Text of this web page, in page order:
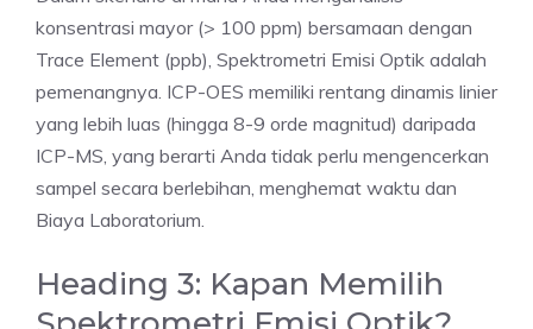
konsentrasi mayor (> 100 ppm) bersamaan dengan
Trace Element (ppb), Spektrometri Emisi Optik adalah
pemenangnya. ICP-OES memiliki rentang dinamis linier
yang lebih luas (hingga 8-9 orde magnitud) daripada
ICP-MS, yang berarti Anda tidak perlu mengencerkan
sampel secara berlebihan, menghemat waktu dan
Biaya Laboratorium.
Heading 3: Kapan Memilih